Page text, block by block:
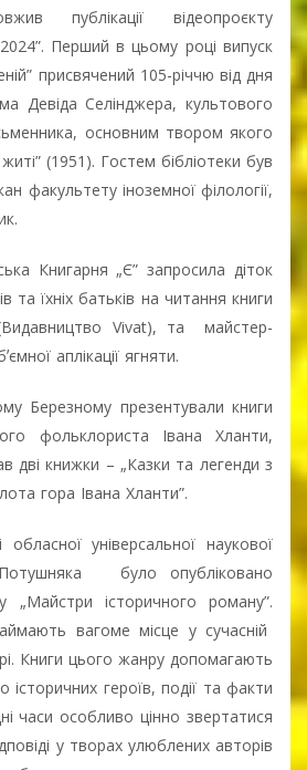
публікації відеопроєкту
2024”. Перший в цьому році випуск
присвячений 105-річчю від дня
Девіда Селінджера, культового
основним твором якого
(1951). Гостем бібліотеки був
факультету іноземної філології,
Книгарня „Є” запросила діток
та їхніх батьків на читання книги
(Видавництво Vivat), та майстер-
аплікації ягняти.
Березному презентували книги
фольклориста Івана Хланти,
дві книжки – „Казки та легенди з
гора Івана Хланти”.
обласної універсальної наукової
було опубліковано
„Майстри історичного роману”.
вагоме місце у сучасній
Книги цього жанру допомагають
історичних героїв, події та факти
часи особливо цінно звертатися
у творах улюблених авторів